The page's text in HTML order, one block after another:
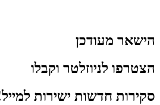
הישאר מעודכן
הצטרפו לניוזלטר וקבלו
סקירות חדשות ישירות